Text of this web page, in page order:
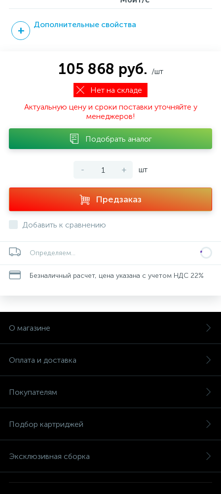
Дополнительные свойства
105 868 руб. /шт
Нет на складе
Актуальную цену и сроки поставки уточняйте у
менеджеров!
Подобрать аналог
- + шт
Предзаказ
Добавить к сравнению
Определяем...
Безналичный расчет, цена указана с учетом НДС 22%
О магазине
Оплата и доставка
Покупателям
Подбор картриджей
Эксклюзивная сборка